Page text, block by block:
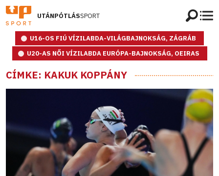
UTÁNPÓTLÁSSPORT
U16-OS FIÚ VÍZILABDA-VILÁGBAJNOKSÁG, ZÁGRÁB
U20-AS NŐI VÍZILABDA EURÓPA-BAJNOKSÁG, OEIRAS
CÍMKE: KAKUK KOPPÁNY